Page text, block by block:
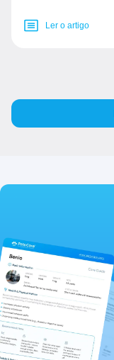
Ler o artigo